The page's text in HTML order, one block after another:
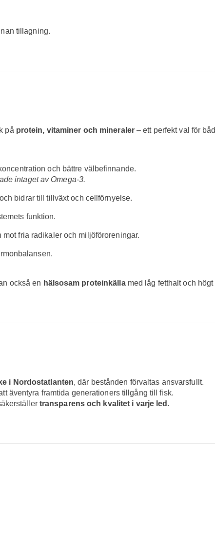
tillagning.
på protein, vitaminer och mineraler– ett perfekt val för
och bättre välbefinnande.
intaget av Omega-3.
bidrar till tillväxt och cellförnyelse.
funktion.
fria radikaler och miljöföroreningar.
också en hälsosam proteinkällamed låg fetthalt och
i Nordostatlanten, där bestånden förvaltas ansvarsfullt.
äventyra framtida generationers tillgång till fisk.
transparens och kvalitet i varje led.